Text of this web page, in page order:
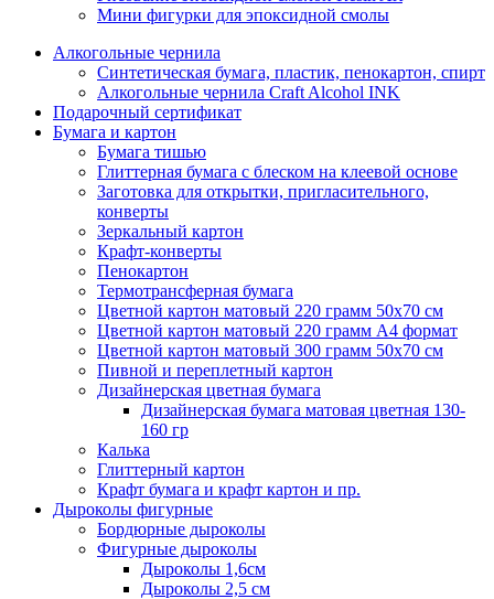
Мини фигурки для эпоксидной смолы
Алкогольные чернила
Синтетическая бумага, пластик, пенокартон, спирт
Алкогольные чернила Craft Alcohol INK
Подарочный сертификат
Бумага и картон
Бумага тишью
Глиттерная бумага с блеском на клеевой основе
Заготовка для открытки, пригласительного,
конверты
Зеркальный картон
Крафт-конверты
Пенокартон
Термотрансферная бумага
Цветной картон матовый 220 грамм 50х70 см
Цветной картон матовый 220 грамм A4 формат
Цветной картон матовый 300 грамм 50х70 см
Пивной и переплетный картон
Дизайнерская цветная бумага
Дизайнерская бумага матовая цветная 130-
160 гр
Калька
Глиттерный картон
Крафт бумага и крафт картон и пр.
Дыроколы фигурные
Бордюрные дыроколы
Фигурные дыроколы
Дыроколы 1,6см
Дыроколы 2,5 см